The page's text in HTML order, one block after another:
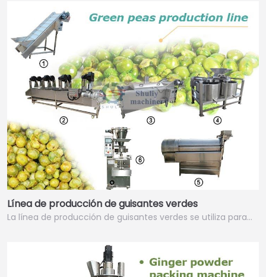
Línea de producción de guisantes verdes
La línea de producción de guisantes verdes se utiliza para…